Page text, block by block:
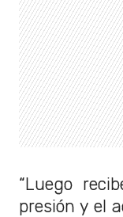
“Luego
presión y el